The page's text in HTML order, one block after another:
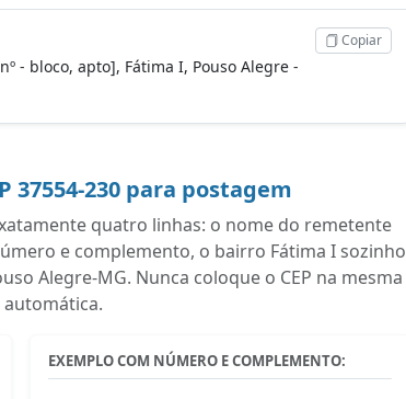
- bloco, apto], Fátima I, Pouso Alegre -
Copiar
37554-230 para postagem
quatro linhas: o nome do remetente
e complemento, o bairro Fátima I sozinho
Alegre-MG. Nunca coloque o CEP na mesma
EXEMPLO COM NÚMERO E COMPLEMENTO: